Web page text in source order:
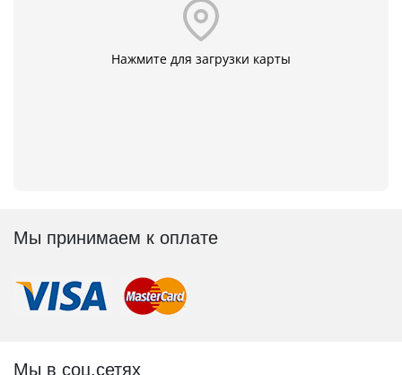
Нажмите для загрузки карты
Мы принимаем к оплате
Мы в соц.сетях